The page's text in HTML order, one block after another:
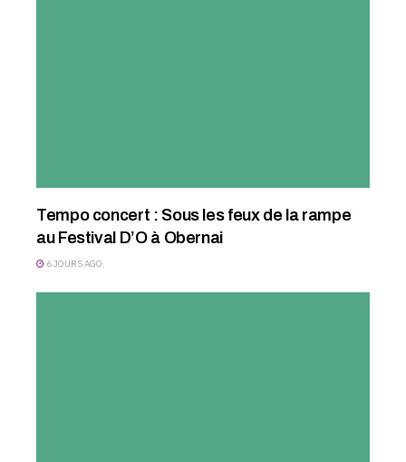
Tempo concert : Sous les feux de la rampe
au Festival D’O à Obernai
6 JOURS AGO